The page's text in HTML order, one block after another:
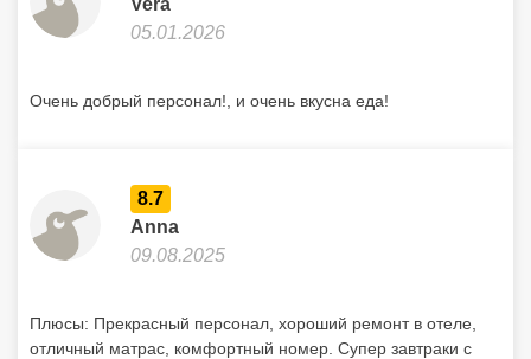
Vera
05.01.2026
Очень добрый персонал!, и очень вкусна еда!
8.7
Anna
09.08.2025
Плюсы: Прекрасный персонал, хороший ремонт в отеле,
отличный матрас, комфортный номер. Супер завтраки с